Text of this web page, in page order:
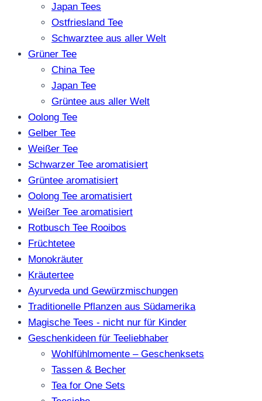
Japan Tees
Ostfriesland Tee
Schwarztee aus aller Welt
Grüner Tee
China Tee
Japan Tee
Grüntee aus aller Welt
Oolong Tee
Gelber Tee
Weißer Tee
Schwarzer Tee aromatisiert
Grüntee aromatisiert
Oolong Tee aromatisiert
Weißer Tee aromatisiert
Rotbusch Tee Rooibos
Früchtetee
Monokräuter
Kräutertee
Ayurveda und Gewürzmischungen
Traditionelle Pflanzen aus Südamerika
Magische Tees - nicht nur für Kinder
Geschenkideen für Teeliebhaber
Wohlfühlmomente – Geschenksets
Tassen & Becher
Tea for One Sets